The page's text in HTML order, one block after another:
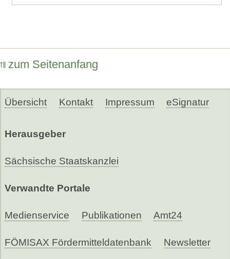
zum Seitenanfang
Übersicht Kontakt Impressum eSignatur
Herausgeber
Sächsische Staatskanzlei
Verwandte Portale
Medienservice Publikationen Amt24
FÖMISAX Fördermitteldatenbank Newsletter